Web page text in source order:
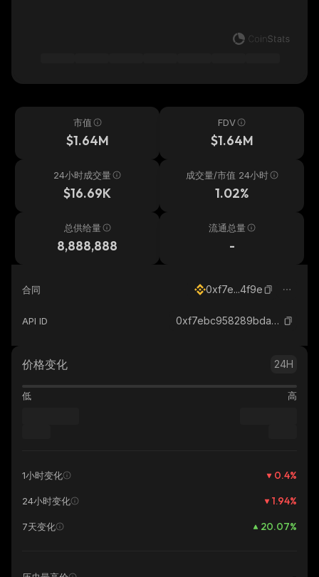
市值
$1.64M
FDV
$1.64M
24小时成交量
$16.69K
成交量/市值 24小时
1.02%
总供给量
8,888,888
流通总量
-
合同 0xf7e...4f9e
API ID 0xf7ebc958289bda28a6049b548668711a11cf4f9e_binance_smart
价格变化 24H
低 高
1小时变化 0.4%
24小时变化 1.94%
7天变化 20.07%